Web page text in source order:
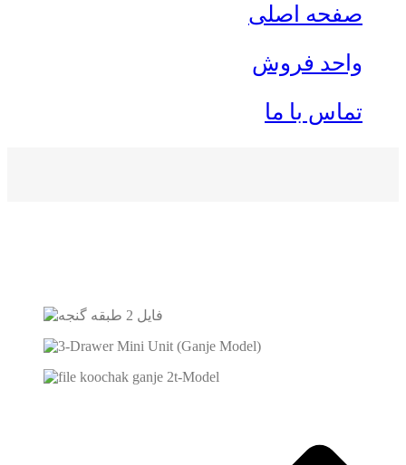
صفحه اصلی
واحد فروش
تماس با ما